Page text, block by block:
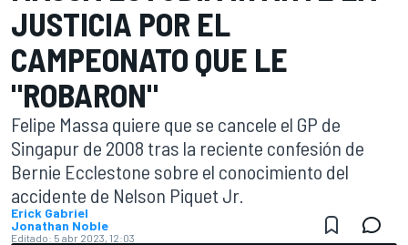
JUSTICIA POR EL
CAMPEONATO QUE LE
"ROBARON"
Felipe Massa quiere que se cancele el GP de
Singapur de 2008 tras la reciente confesión de
Bernie Ecclestone sobre el conocimiento del
accidente de Nelson Piquet Jr.
Erick Gabriel
Jonathan Noble
Editado: 5 abr 2023, 12:03